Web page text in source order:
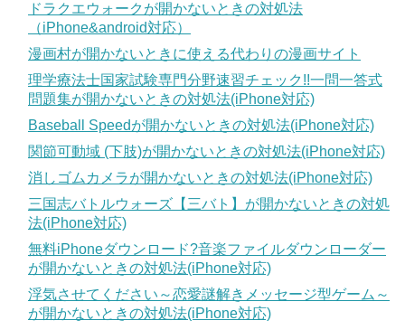
ドラクエウォークが開かないときの対処法
（iPhone&android対応）
漫画村が開かないときに使える代わりの漫画サイト
理学療法士国家試験専門分野速習チェック!!一問一答式
問題集が開かないときの対処法(iPhone対応)
Baseball Speedが開かないときの対処法(iPhone対応)
関節可動域 (下肢)が開かないときの対処法(iPhone対応)
消しゴムカメラが開かないときの対処法(iPhone対応)
三国志バトルウォーズ【三バト】が開かないときの対処
法(iPhone対応)
無料iPhoneダウンロード?音楽ファイルダウンローダー
が開かないときの対処法(iPhone対応)
浮気させてください～恋愛謎解きメッセージ型ゲーム～
が開かないときの対処法(iPhone対応)